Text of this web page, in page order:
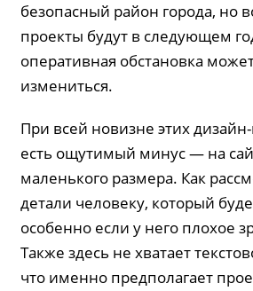
безопасный район города, но
проекты будут в следующем
оперативная обстановка
измениться.
При всей новизне этих
есть ощутимый минус — на
маленького размера. Как
детали человеку, который
особенно если у него плохое
Также здесь не хватает
что именно предполагает